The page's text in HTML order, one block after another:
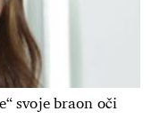
svoje braon oči